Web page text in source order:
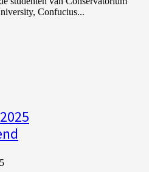
Confucius...